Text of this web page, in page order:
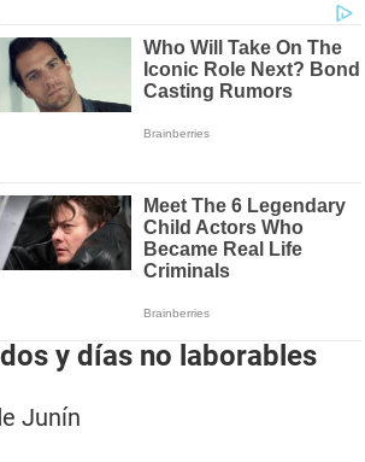
y días no laborables
Junín